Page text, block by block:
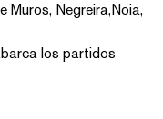
Muros, Negreira,Noia,
los partidos